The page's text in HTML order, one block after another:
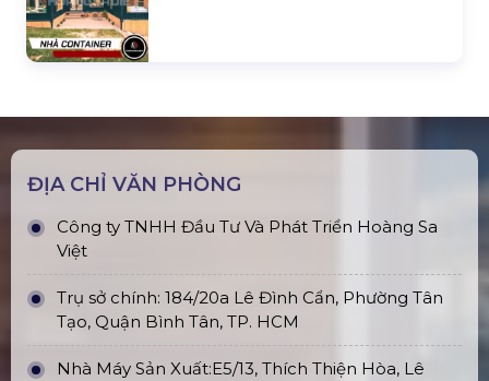
ĐỊA CHỈ VĂN PHÒNG
Công ty TNHH Đầu Tư Và Phát Triển Hoàng Sa
Việt
Trụ sở chính: 184/20a Lê Đình Cẩn, Phường Tân
Tạo, Quận Bình Tân, TP. HCM
Nhà Máy Sản Xuất:E5/13, Thích Thiện Hòa, Lê